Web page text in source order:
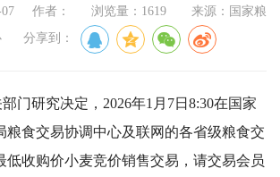
07 作者： 浏览量：1619 来源：国家粮
分享到：
门研究决定，2026年1 月 7日 8:30在国家
粮食交易协调中心及联网的各省级粮食交
低收购价小麦竞价销售交易，请交易会员